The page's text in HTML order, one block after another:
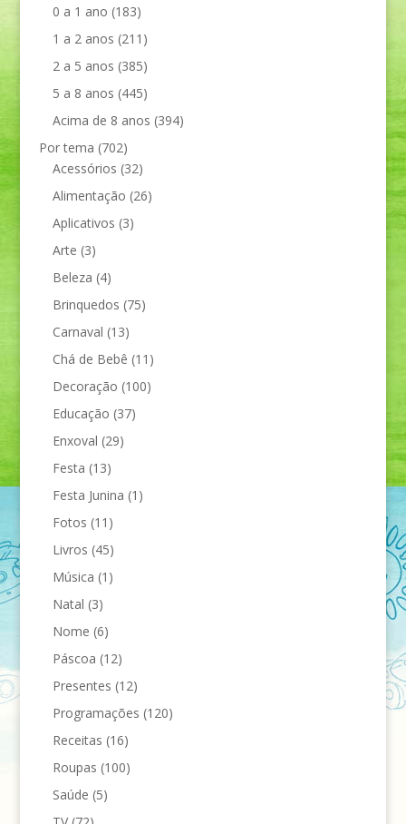
0 a 1 ano (183)
1 a 2 anos (211)
2 a 5 anos (385)
5 a 8 anos (445)
Acima de 8 anos (394)
Por tema (702)
Acessórios (32)
Alimentação (26)
Aplicativos (3)
Arte (3)
Beleza (4)
Brinquedos (75)
Carnaval (13)
Chá de Bebê (11)
Decoração (100)
Educação (37)
Enxoval (29)
Festa (13)
Festa Junina (1)
Fotos (11)
Livros (45)
Música (1)
Natal (3)
Nome (6)
Páscoa (12)
Presentes (12)
Programações (120)
Receitas (16)
Roupas (100)
Saúde (5)